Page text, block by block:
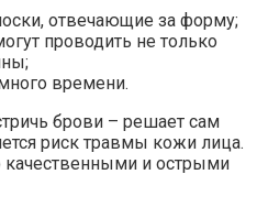
отвечающие за форму;
проводить не только
времени.
брови – решает сам
риск травмы кожи лица.
качественными и острыми